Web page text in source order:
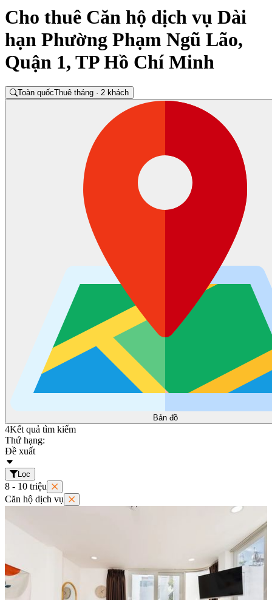
Cho thuê Căn hộ dịch vụ Dài
hạn Phường Phạm Ngũ Lão,
Quận 1, TP Hồ Chí Minh
Toàn quốcThuê tháng · 2 khách
Bản đồ
4Kết quả tìm kiếm
Thứ hạng:
Đề xuất
Lọc
8 - 10 triệu
Căn hộ dịch vụ